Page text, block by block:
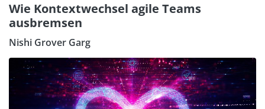
Wie Kontextwechsel agile Teams
ausbremsen
Nishi Grover Garg